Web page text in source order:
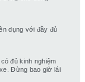
dụng với đầy đủ
đủ kinh nghiệm
Đừng bao giờ lái